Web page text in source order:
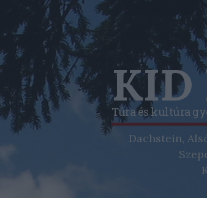
KID
Túra és kultúra
Dachstein,